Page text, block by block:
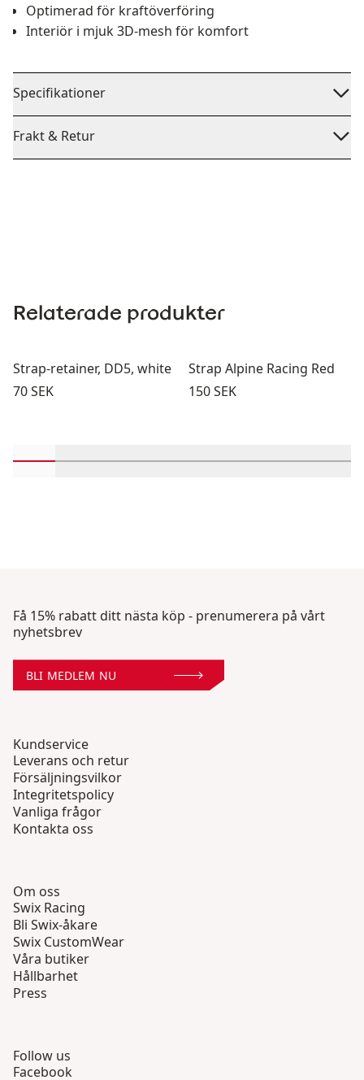
Optimerad för kraftöverföring
Interiör i mjuk 3D-mesh för komfort
Specifikationer
Frakt & Retur
Relaterade produkter
Strap-retainer, DD5, white
Pris:
70 SEK
Strap Alpine Racing Red
Pris:
150 SEK
Få 15% rabatt ditt nästa köp - prenumerera på vårt
nyhetsbrev
BLI MEDLEM NU
Kundservice
Leverans och retur
Försäljningsvilkor
Integritetspolicy
Vanliga frågor
Kontakta oss
Om oss
Swix Racing
Bli Swix-åkare
Swix CustomWear
Våra butiker
Hållbarhet
Press
Follow us
Facebook